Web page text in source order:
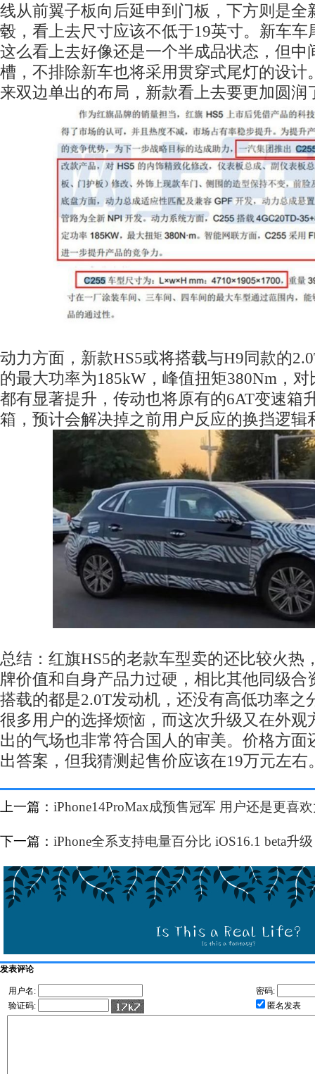
线从前翼子板向后延申到门板，下方则是全
毂，看上去尺寸应该不低于19英寸。新车车
这么看上去好像还是一个半成品状态，但中
槽，不排除新车也将采用贯穿式尾灯的设计
来双边单出的布局，新款看上去要更加圆润
动力方面，新款HS5或将搭载与H9同款的
的最大功率为185kW，峰值扭矩380Nm，
都有显著提升，传动也将原有的6AT变速箱
箱，预计会解决掉之前用户反应的换挡逻辑
总结：红旗HS5的老款车型卖的还比较火热
牌价值和自身产品力过硬，相比其他同级合
搭载的都是2.0T发动机，还没有高低功率之
很多用户的选择烦恼，而这次升级又在外观
出的气场也非常符合国人的审美。价格方面
出答案，但我猜测起售价应该在19万元左右
上一篇： iPhone14ProMax成预售冠军 用户还是更喜
下一篇： iPhone全系支持电量百分比 iOS16.1 beta升级
发表评论
用户名:
密码:
验证码:
匿名发表